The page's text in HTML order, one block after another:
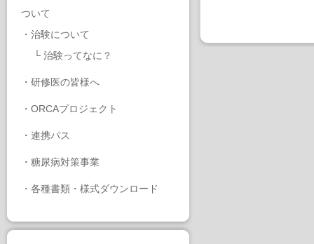
ついて
・ 治験について
└ 治験ってなに？
・ 研修医の皆様へ
・ ORCAプロジェクト
・ 連携パス
・ 糖尿病対策事業
・ 各種書類・様式ダウンロード